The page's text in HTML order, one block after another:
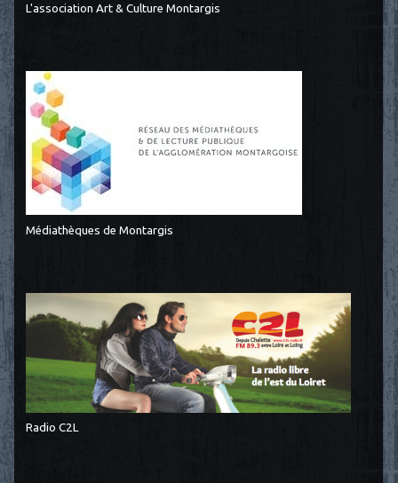
L'association Art & Culture Montargis
Médiathèques de Montargis
Radio C2L